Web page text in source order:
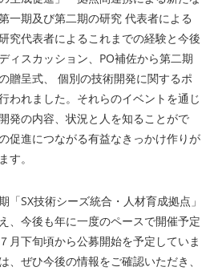
一期及び第二期の研究 代表者による
究代表者によるこれまでの経験と今後
ィスカッション、PO補佐から第二期
贈呈式、 個別の技術開発に関するポ
われました。それらのイベントを通じ
発の内容、状況と人を知ることがで
促進につながる有益なきっかけ作りが
す。
「SX技術シーズ統合・人材育成拠点」
、今後も年に一度のペースで開催予定
月下旬頃から公募開始を予定していま
、ぜひ今後の情報をご確認いただき、